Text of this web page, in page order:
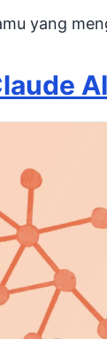
yang
AI